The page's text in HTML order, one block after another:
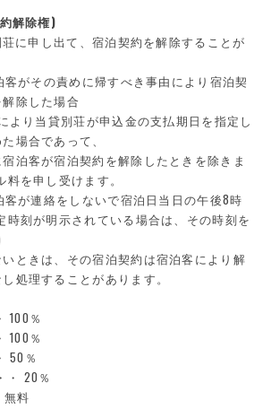
解除権)
に申し出て、宿泊契約を解除することが
がその責めに帰すべき事由により宿泊契
除した場合
より当貸別荘が申込金の支払期日を指定し
場合であって、
泊客が宿泊契約を解除したときを除きま
を申し受けます。
が連絡をしないで宿泊日当日の午後8時
時刻が明示されている場合は、その時刻を
ときは、その宿泊契約は宿泊客により解
処理することがあります。
100％
100％
50％
・ 20％
料